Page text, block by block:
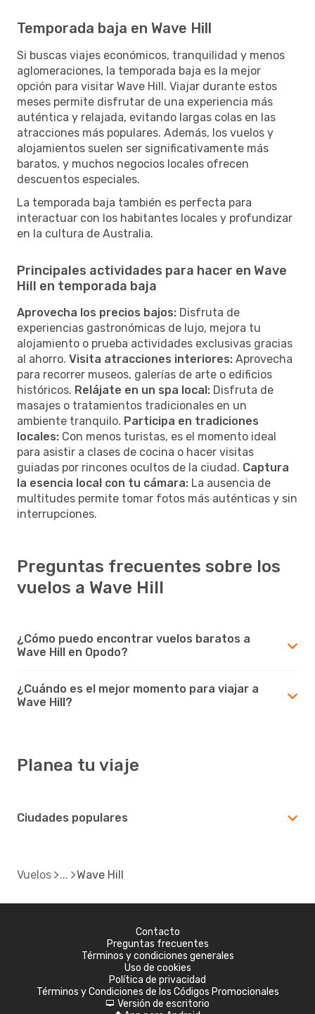
Temporada baja en Wave Hill
Si buscas viajes económicos, tranquilidad y menos
aglomeraciones, la temporada baja es la mejor
opción para visitar Wave Hill. Viajar durante estos
meses permite disfrutar de una experiencia más
auténtica y relajada, evitando largas colas en las
atracciones más populares. Además, los vuelos y
alojamientos suelen ser significativamente más
baratos, y muchos negocios locales ofrecen
descuentos especiales.
La temporada baja también es perfecta para
interactuar con los habitantes locales y profundizar
en la cultura de Australia.
Principales actividades para hacer en Wave
Hill en temporada baja
Aprovecha los precios bajos: Disfruta de
experiencias gastronómicas de lujo, mejora tu
alojamiento o prueba actividades exclusivas gracias
al ahorro. Visita atracciones interiores: Aprovecha
para recorrer museos, galerías de arte o edificios
históricos. Relájate en un spa local: Disfruta de
masajes o tratamientos tradicionales en un
ambiente tranquilo. Participa en tradiciones
locales: Con menos turistas, es el momento ideal
para asistir a clases de cocina o hacer visitas
guiadas por rincones ocultos de la ciudad. Captura
la esencia local con tu cámara: La ausencia de
multitudes permite tomar fotos más auténticas y sin
interrupciones.
Preguntas frecuentes sobre los
vuelos a Wave Hill
¿Cómo puedo encontrar vuelos baratos a
Wave Hill en Opodo?
¿Cuándo es el mejor momento para viajar a
Wave Hill?
Planea tu viaje
Ciudades populares
Vuelos Wave Hill
Contacto
Preguntas frecuentes
Términos y condiciones generales
Uso de cookies
Política de privacidad
Términos y Condiciones de los Códigos Promocionales
d Versión de escritorio